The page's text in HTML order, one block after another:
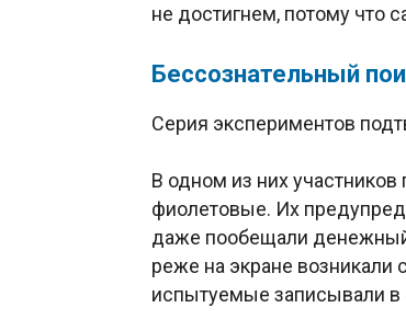
не достигнем, потому что
Бессознательный
Серия экспериментов
В одном из них участников
фиолетовые. Их
даже пообещали денежный
реже на экране возникали
испытуемые записывали в